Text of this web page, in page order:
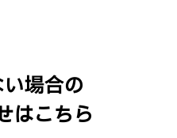
場合の
はこちら